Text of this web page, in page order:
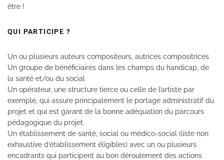
être !
QUI PARTICIPE ?
Un ou plusieurs auteurs compositeurs, autrices compositrices
Un groupe de bénéficiaires dans les champs du handicap, de
la santé et/ou du social
Un opérateur, une structure tierce ou celle de l’artiste par
exemple, qui assure principalement le portage administratif du
projet et qui est garant de la bonne adéquation du parcours
pédagogique du projet
Un établissement de santé, social ou médico-social (liste non
exhaustive d’établissement éligibles) avec un ou plusieurs
encadrants qui participent au bon déroulement des actions